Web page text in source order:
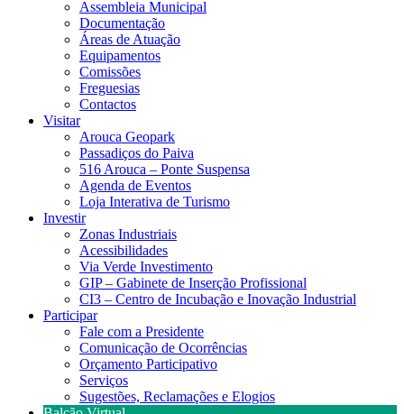
Assembleia Municipal
Documentação
Áreas de Atuação
Equipamentos
Comissões
Freguesias
Contactos
Visitar
Arouca Geopark
Passadiços do Paiva
516 Arouca – Ponte Suspensa
Agenda de Eventos
Loja Interativa de Turismo
Investir
Zonas Industriais
Acessibilidades
Via Verde Investimento
GIP – Gabinete de Inserção Profissional
CI3 – Centro de Incubação e Inovação Industrial
Participar
Fale com a Presidente
Comunicação de Ocorrências
Orçamento Participativo
Serviços
Sugestões, Reclamações e Elogios